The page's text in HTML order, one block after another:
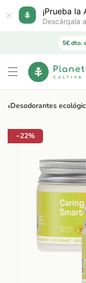
¡Prueba la
Descárgala
directamente
al contenido
5€ dto.
‹Desodorantes
a la
información
−22%